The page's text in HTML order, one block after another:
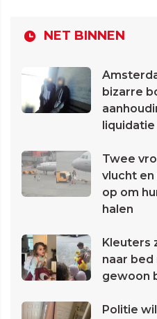
NET BINNEN
bizarre
Twee
vlucht en
op om
halen
Kleuters
naar
gewoon
Politie